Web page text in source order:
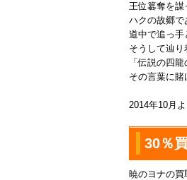
王位簒奪を謀
ハクの故郷で
道中で追っ手
そうして辿り
「伝説の四
その言葉に賭
2014年10月
30％
暁のヨナの買